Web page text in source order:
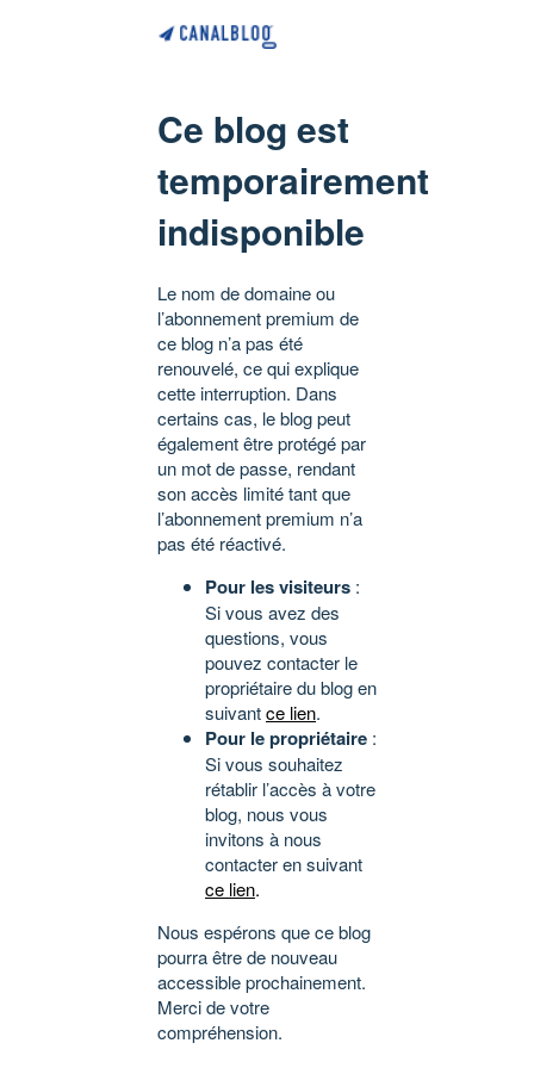
Ce blog est
temporairement
indisponible
Le nom de domaine ou
l’abonnement premium de
ce blog n’a pas été
renouvelé, ce qui explique
cette interruption. Dans
certains cas, le blog peut
également être protégé par
un mot de passe, rendant
son accès limité tant que
l’abonnement premium n’a
pas été réactivé.
Pour les visiteurs :
Si vous avez des
questions, vous
pouvez contacter le
propriétaire du blog en
suivantce lien.
Pour le propriétaire :
Si vous souhaitez
rétablir l’accès à votre
blog, nous vous
invitons à nous
contacter en suivant
ce lien.
Nous espérons que ce blog
pourra être de nouveau
accessible prochainement.
Merci de votre
compréhension.